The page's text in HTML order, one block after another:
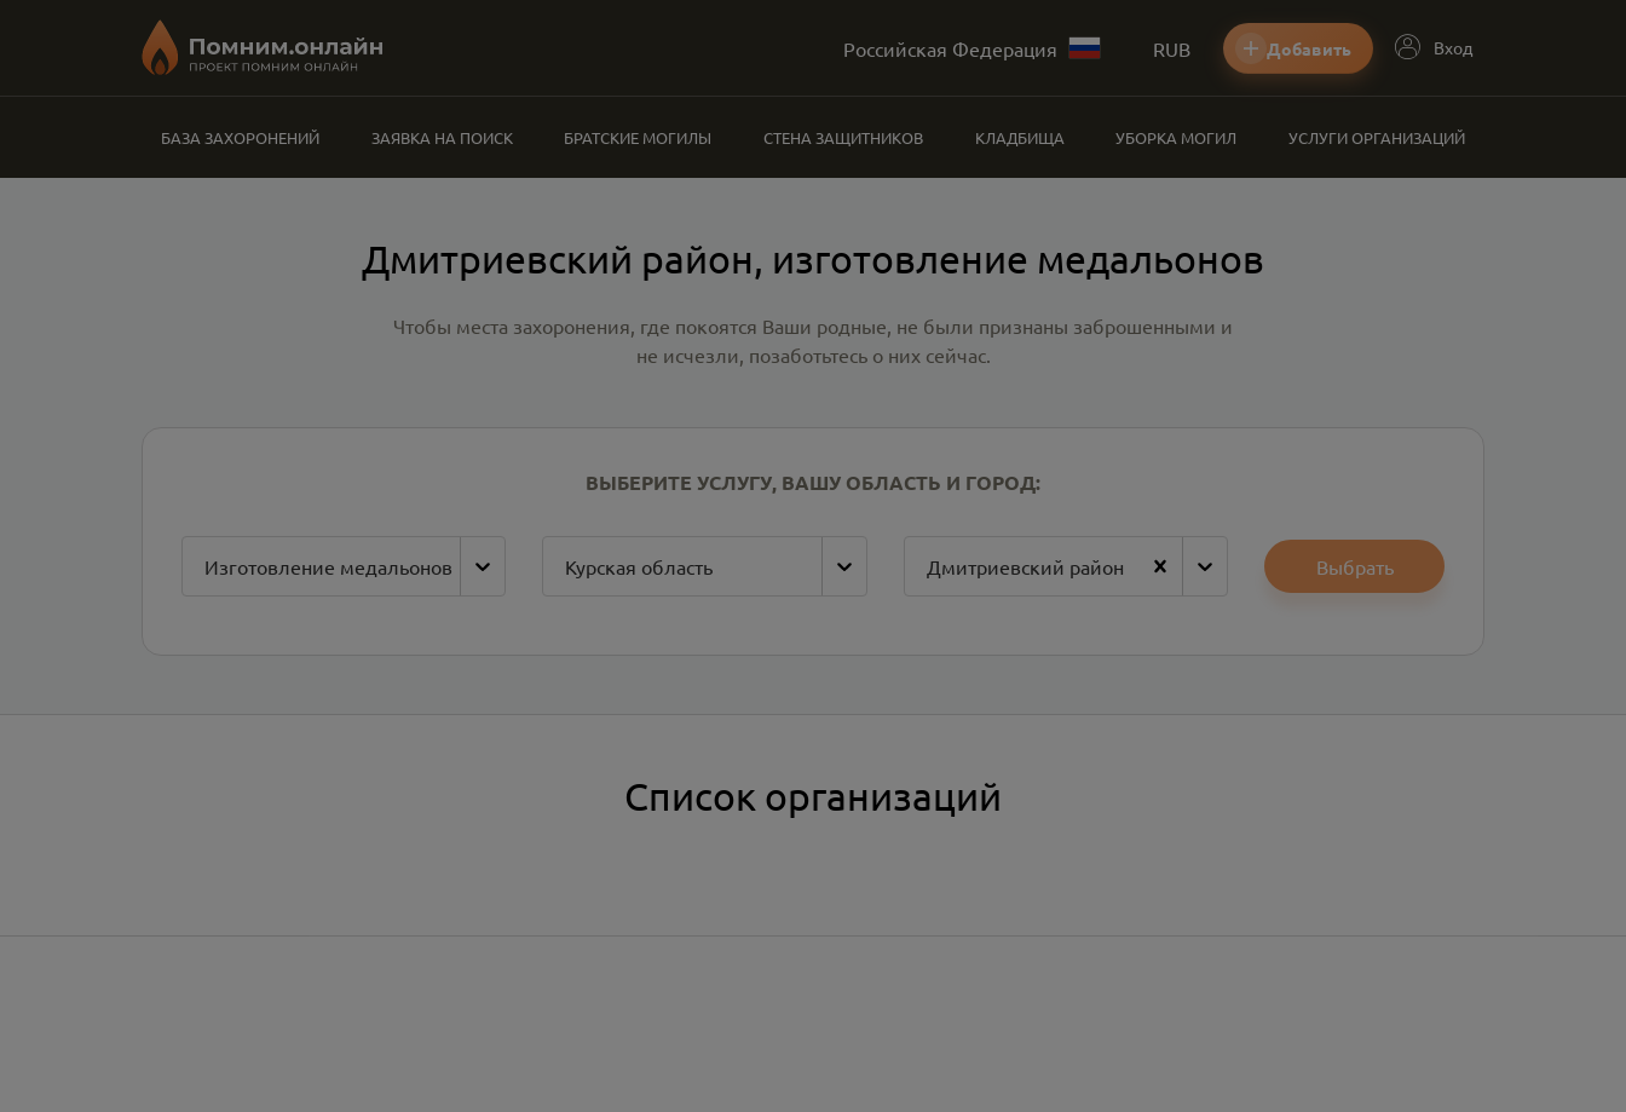
Российская Федерация RUB Добавить Вход
БАЗА ЗАХОРОНЕНИЙ ЗАЯВКА НА ПОИСК БРАТСКИЕ МОГИЛЫ СТЕНА ЗАЩИТНИКОВ КЛАДБИЩА УБОРКА МОГИЛ УСЛУГИ ОРГАНИЗАЦИЙ
Дмитриевский район, изготовление медальонов
Чтобы места захоронения, где покоятся Ваши родные, не были признаны заброшенными и
не исчезли, позаботьтесь о них сейчас.
ВЫБЕРИТЕ УСЛУГУ, ВАШУ ОБЛАСТЬ И ГОРОД:
Изготовление медальонов Курская область Дмитриевский район Выбрать
Список организаций